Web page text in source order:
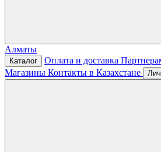
Алматы
Каталог Оплата и доставка
Магазины Контакты в Казахстане